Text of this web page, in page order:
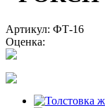
Артикул: ФТ-16
Оценка: